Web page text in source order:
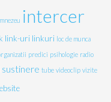
intercer
link-uri linkuri loc de munca
predici psihologie radio
sustinere tube videoclip vizite